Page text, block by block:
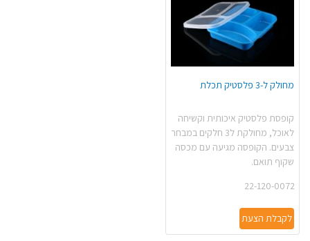
מחולק ל-3 פלסטיק תכלת
קופסת פלסטיק איכותית וקשיחה
לאוכל, מחולקת ל3 חלקים במבחר
צבעים. הקופסה מגיעה עם מכסה
שקוף תואם.
22-120-0072
לקבלת הצעת